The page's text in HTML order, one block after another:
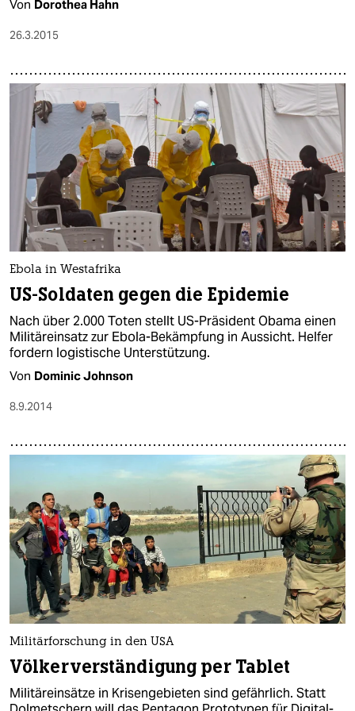
Von Dorothea Hahn
26.3.2015
Ebola in Westafrika
US-Soldaten gegen die Epidemie
Nach über 2.000 Toten stellt US-Präsident Obama einen
Militäreinsatz zur Ebola-Bekämpfung in Aussicht. Helfer
fordern logistische Unterstützung.
Von Dominic Johnson
8.9.2014
Militärforschung in den USA
Völkerverständigung per Tablet
Militäreinsätze in Krisengebieten sind gefährlich. Statt